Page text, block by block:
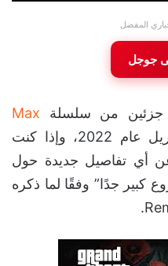
المفضل
جوجل
جزئين من سلسلة Max
الشهيرة في شهر أبريل عام 2022، وإذا كنت
أي تفاصيل جديدة حول
كبير جدًا” وفقًا لما ذكره